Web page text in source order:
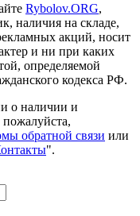
Rybolov.ORG,
наличия на складе,
акций, носит
и ни при каких
определяемой
кодекса РФ.
о наличии и
пожалуйста,
обратной связи или
".